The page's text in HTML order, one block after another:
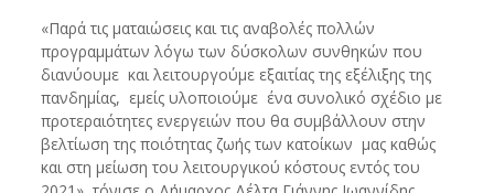
«Παρά τις ματαιώσεις και τις αναβολές πολλών
προγραμμάτων λόγω των δύσκολων συνθηκών που
διανύουμε και λειτουργούμε εξαιτίας της εξέλιξης της
πανδημίας, εμείς υλοποιούμε ένα συνολικό σχέδιο με
προτεραιότητες ενεργειών που θα συμβάλλουν στην
βελτίωση της ποιότητας ζωής των κατοίκων μας καθώς
και στη μείωση του λειτουργικού κόστους εντός του